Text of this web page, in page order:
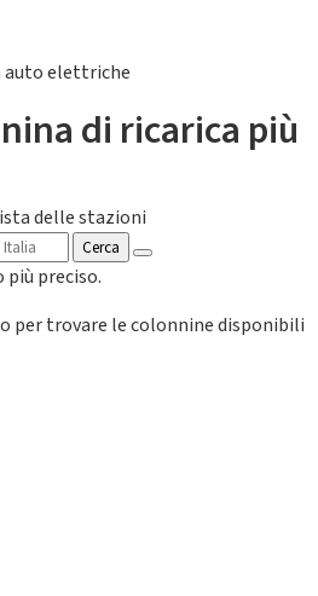
auto elettriche
di ricarica più
delle stazioni
Cerca
più preciso.
per trovare le colonnine disponibili